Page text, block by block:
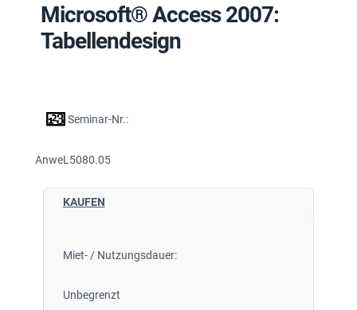
Microsoft® Access 2007:
Tabellendesign
Seminar-Nr.:
AnweL5080.05
KAUFEN
Miet- / Nutzungsdauer:
Unbegrenzt